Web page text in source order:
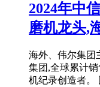
2024年中
磨机龙头,
海外、伟尔集团
集团,全球累计
机纪录创造者。